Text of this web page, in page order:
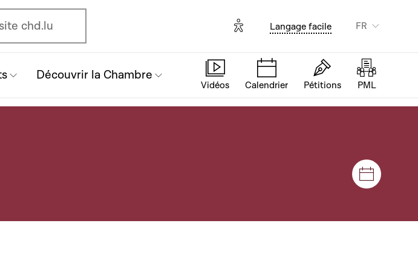
chd.lu Options d'accessibilité
Langage facile FR
Découvrir la Chambre
Vidéos Calendrier Pétitions PML
Séances